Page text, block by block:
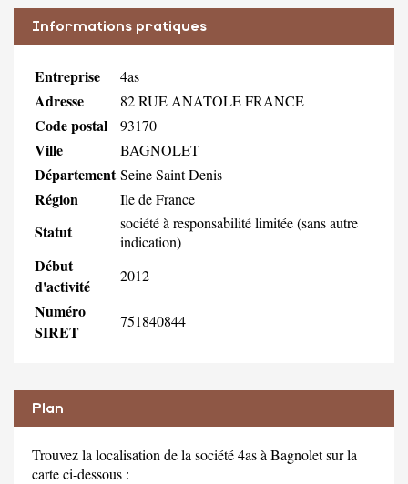
Informations pratiques
Entreprise 4as
Adresse 82 RUE ANATOLE FRANCE
Code postal 93170
Ville BAGNOLET
Département Seine Saint Denis
Région Ile de France
Statut
société à responsabilité limitée (sans autre
indication)
Début
d'activité
2012
Numéro
SIRET
751840844
Plan
Trouvez la localisation de la société 4as à Bagnolet sur la
carte ci-dessous :